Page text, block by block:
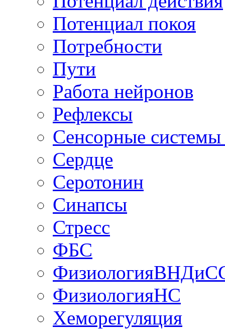
Потенциал покоя
Потребности
Пути
Работа нейронов
Рефлексы
Сенсорные системы
Сердце
Серотонин
Синапсы
Стресс
ФБС
ФизиологияНС
Хеморегуляция